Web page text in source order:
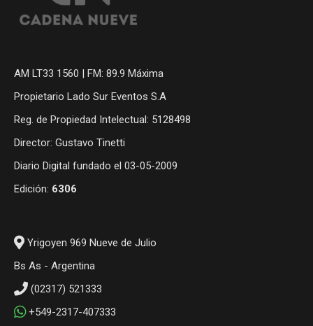
AM LT33 1560 | FM: 89.9 Máxima
Propietario Lado Sur Eventos S.A
Reg. de Propiedad Intelectual: 5128498
Director: Gustavo Tinetti
Diario Digital fundado el 03-05-2009
Edición: 6306
Yrigoyen 969 Nueve de Julio
Bs As - Argentina
(02317) 521333
+549-2317-407333